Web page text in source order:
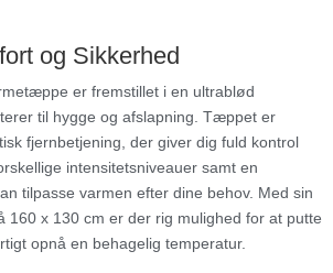
og Sikkerhed
er fremstillet i en ultrablød
til hygge og afslapning. Tæppet er
fjernbetjening, der giver dig fuld kontrol
intensitetsniveauer samt en
tilpasse varmen efter dine behov. Med sin
160 x 130 cm er der rig mulighed for at putte
opnå en behagelig temperatur.